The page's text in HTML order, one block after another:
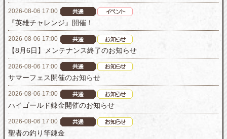
2026-08-06 17:00
『英雄チャレンジ』開催！
2026-08-06 17:00
【8月6日】メンテナンス終了のお知らせ
2026-08-06 17:00
サマーフェス開催のお知らせ
2026-08-06 17:00
ハイゴールド錬金開催のお知らせ
2026-08-06 17:00
聖者の釣り竿錬金